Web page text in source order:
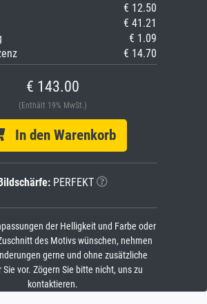
€ 12.50
€ 41.21
€ 1.09
€ 14.70
€ 143.00
(Enthält 19% MwSt.)
In den Warenkorb
PERFEKT
der Helligkeit und Farbe oder
des Motivs wünschen, nehmen
gerne und ohne zusätzliche
Sie vor. Zögern Sie bitte nicht, uns zu
kontaktieren.